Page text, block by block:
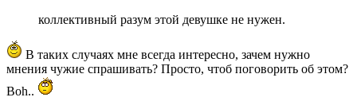
коллективный разум этой девушке не нужен.
В таких случаях мне всегда интересно, зачем нужно
мнения чужие спрашивать? Просто, чтоб поговорить об этом?
Boh..